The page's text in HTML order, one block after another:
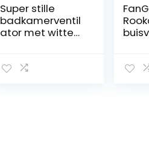
Super stille
badkamerventil
ator met witte
Ø 100